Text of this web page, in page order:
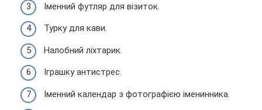
Іменний футляр для візиток.
Турку для кави.
Налобний ліхтарик.
Іграшку антистрес.
Іменний календар з фотографією іменинника.